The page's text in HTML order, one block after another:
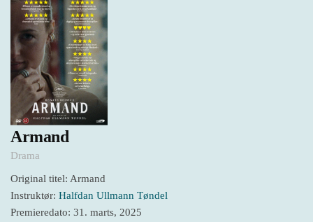
Armand
Drama
Original titel: Armand
Instruktør: Halfdan Ullmann Tøndel
Premieredato: 31. marts, 2025